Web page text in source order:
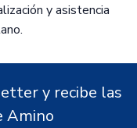
y asistencia
y recibe las
Amino